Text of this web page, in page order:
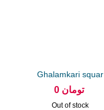
Ghalamkari squar
tablecloth 80...
0 تومان
Out of stock